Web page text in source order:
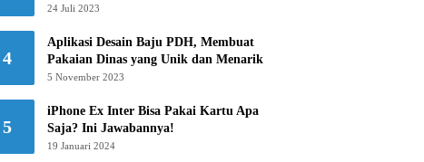
24 Juli 2023
4
Aplikasi Desain Baju PDH, Membuat
Pakaian Dinas yang Unik dan Menarik
5 November 2023
5
iPhone Ex Inter Bisa Pakai Kartu Apa
Saja? Ini Jawabannya!
19 Januari 2024